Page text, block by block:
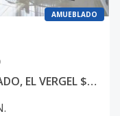
AMUEBLADO
RENTA 1 HAB+FAMILY AMUEBLADO, EL VERGEL $1,350